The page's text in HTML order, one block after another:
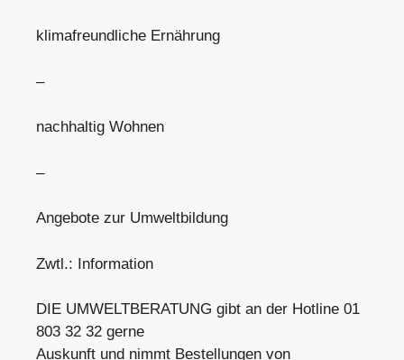
klimafreundliche Ernährung
–
nachhaltig Wohnen
–
Angebote zur Umweltbildung
Zwtl.: Information
DIE UMWELTBERATUNG gibt an der Hotline 01
803 32 32 gerne
Auskunft und nimmt Bestellungen von